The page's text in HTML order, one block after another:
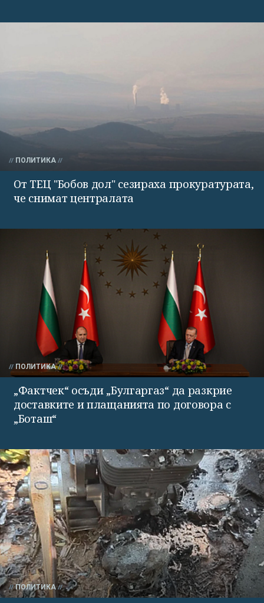
ПОЛИТИКА
От ТЕЦ "Бобов дол" сезираха прокуратурата,
че снимат централата
ПОЛИТИКА
„Фактчек“ осъди „Булгаргаз“ да разкрие
доставките и плащанията по договора с
„Боташ“
ПОЛИТИКА